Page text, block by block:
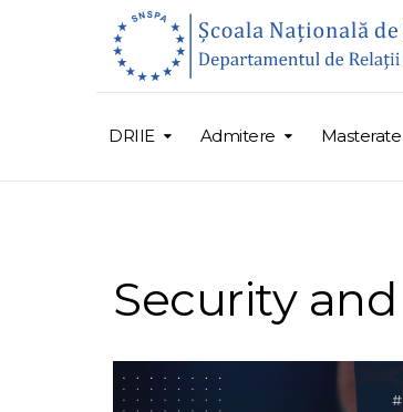
DRIIE Admitere Masterate
Security